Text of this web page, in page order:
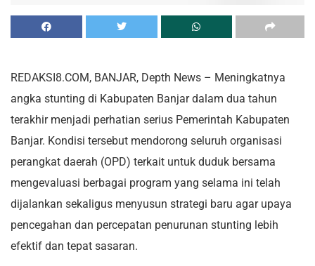
REDAKSI8.COM, BANJAR, Depth News – Meningkatnya
angka stunting di Kabupaten Banjar dalam dua tahun
terakhir menjadi perhatian serius Pemerintah Kabupaten
Banjar. Kondisi tersebut mendorong seluruh organisasi
perangkat daerah (OPD) terkait untuk duduk bersama
mengevaluasi berbagai program yang selama ini telah
dijalankan sekaligus menyusun strategi baru agar upaya
pencegahan dan percepatan penurunan stunting lebih
efektif dan tepat sasaran.